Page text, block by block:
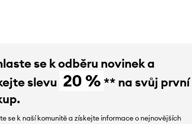
se k odběru novinek a
slevu 20 % ** na svůj první
se k naší komunitě a získejte informace o nejnovějších